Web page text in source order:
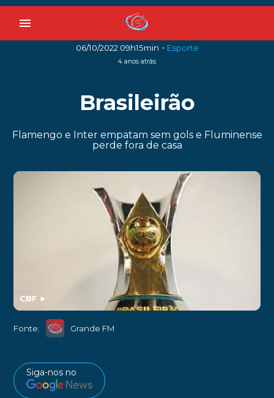
menu
06/10/2022 09h15min - Esporte
4 anos atrás
Brasileirão
Flamengo e Inter empatam sem gols e Fluminense
perde fora de casa
CBF ►
Fonte: Grande FM
Siga-nos no